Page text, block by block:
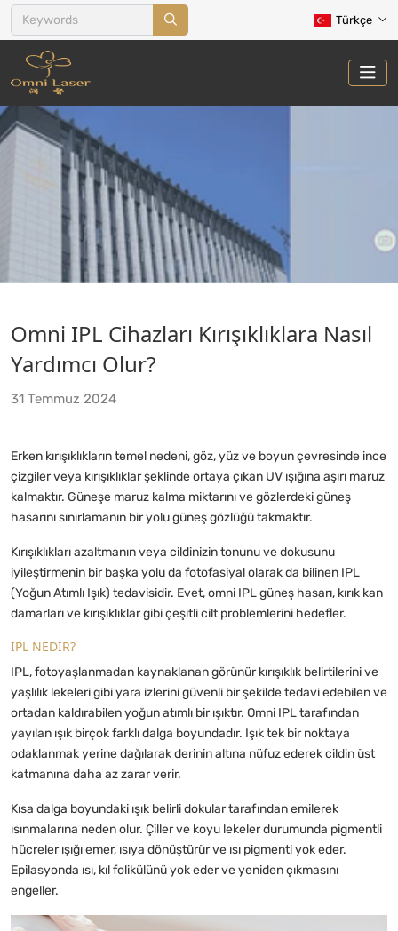
Türkçe
Ev Haberler
Omni IPL Cihazları Kırışıklıklara Nasıl
Yardımcı Olur?
31 Temmuz 2024
Erken kırışıklıkların temel nedeni, göz, yüz ve boyun çevresinde ince
çizgiler veya kırışıklıklar şeklinde ortaya çıkan UV ışığına aşırı maruz
kalmaktır. Güneşe maruz kalma miktarını ve gözlerdeki güneş
hasarını sınırlamanın bir yolu güneş gözlüğü takmaktır.
Kırışıklıkları azaltmanın veya cildinizin tonunu ve dokusunu
iyileştirmenin bir başka yolu da fotofasiyal olarak da bilinen IPL
(Yoğun Atımlı Işık) tedavisidir. Evet, omni IPL güneş hasarı, kırık kan
damarları ve kırışıklıklar gibi çeşitli cilt problemlerini hedefler.
IPL NEDİR?
IPL, fotoyaşlanmadan kaynaklanan görünür kırışıklık belirtilerini ve
yaşlılık lekeleri gibi yara izlerini güvenli bir şekilde tedavi edebilen ve
ortadan kaldırabilen yoğun atımlı bir ışıktır. Omni IPL tarafından
yayılan ışık birçok farklı dalga boyundadır. Işık tek bir noktaya
odaklanmak yerine dağılarak derinin altına nüfuz ederek cildin üst
katmanına daha az zarar verir.
Kısa dalga boyundaki ışık belirli dokular tarafından emilerek
ısınmalarına neden olur. Çiller ve koyu lekeler durumunda pigmentli
hücreler ışığı emer, ısıya dönüştürür ve ısı pigmenti yok eder.
Epilasyonda ısı, kıl folikülünü yok eder ve yeniden çıkmasını
engeller.